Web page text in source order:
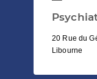
20 Rue du
Libourne